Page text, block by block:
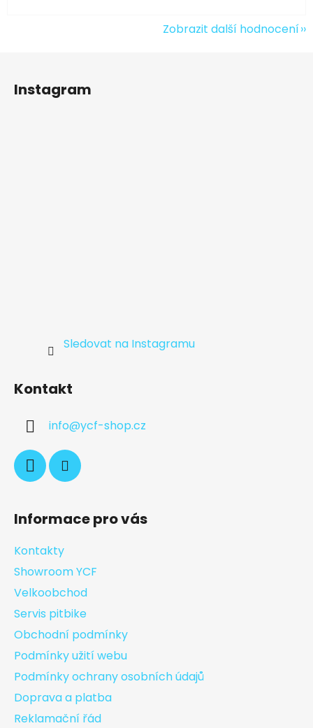
Zobrazit další hodnocení
Instagram
Sledovat na Instagramu
Kontakt
info@ycf-shop.cz
Informace pro vás
Kontakty
Showroom YCF
Velkoobchod
Servis pitbike
Obchodní podmínky
Podmínky užití webu
Podmínky ochrany osobních údajů
Doprava a platba
Reklamační řád